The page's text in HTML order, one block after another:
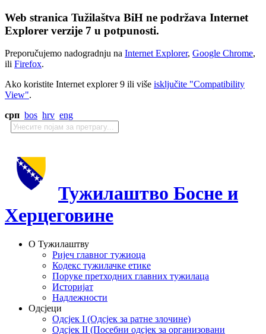
Web stranica Tužilaštva BiH ne podržava Internet
Explorer verzije 7 u potpunosti.
Preporučujemo nadogradnju na Internet Explorer, Google Chrome,
ili Firefox.
Ako koristite Internet explorer 9 ili više isključite "Compatibility
View".
срп bos hrv eng
Тужилаштво Босне и
Херцеговине
О Тужилаштву
Ријеч главног тужиоца
Кодекс тужилачке етике
Поруке претходних главних тужилаца
Историјат
Надлежности
Одсјеци
Одсјек I (Одсјек за ратне злочине)
Одсјек II (Посебни одсјек за организовани